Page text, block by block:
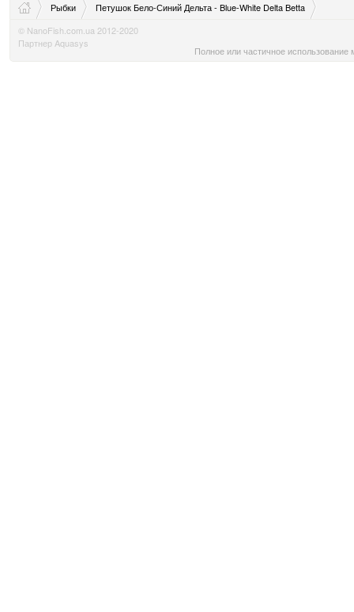
Рыбки
Петушок Бело-Синий Дельта - Blue-White Delta Betta
© NanoFish.com.ua 2012-2020
Партнер Aquasys
Полное или частичное